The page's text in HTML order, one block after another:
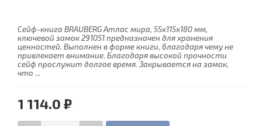
Сейф-книга BRAUBERG Атлас мира, 55х115х180 мм,
ключевой замок 291051 предназначен для хранения
ценностей. Выполнен в форме книги, благодаря чему не
привлекает внимание. Благодаря высокой прочности
сейф прослужит долгое время. Закрывается на замок,
что ...
1 114.0 ₽